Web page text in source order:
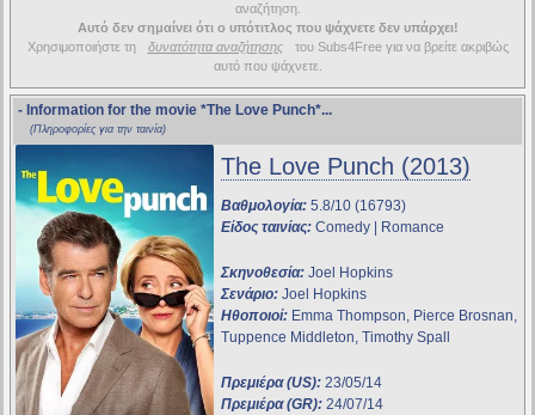
αναζήτηση.
Αυτό δεν σημαίνει ότι ο υπότιτλος που ψάχνετε δεν υπάρχει!
Χρησιμοποιήστε τη
δυνατότητα αναζήτησης
του Subs4Free για να βρείτε ακριβώς
αυτό που ψάχνετε.
- Information for the movie *The Love Punch*...
(Πληροφορίες για την ταινία)
The Love Punch (2013)
Βαθμολογία: 5.8/10 (16793)
Είδος ταινίας: Comedy | Romance
Σκηνοθεσία: Joel Hopkins
Σενάριο: Joel Hopkins
Ηθοποιοί: Emma Thompson, Pierce Brosnan,
Tuppence Middleton, Timothy Spall
Πρεμιέρα (US): 23/05/14
Πρεμιέρα (GR): 24/07/14